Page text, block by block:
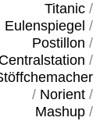
Titanic/
Eulenspiegel /
Postillon /
Centralstation /
/ Norient/
Mashup/